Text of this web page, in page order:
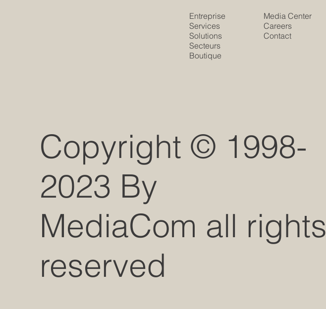
Copyright © 1998-
2023 By
MediaCom all rights
reserved
Entreprise
Services
Solutions
Secteurs
Boutique
Media Center
Careers
Contact